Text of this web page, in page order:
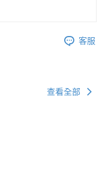
客服
查看全部